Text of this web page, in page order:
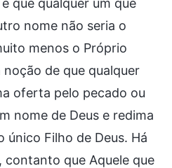
nome não seria o
menos o Próprio
de que qualquer
oferta pelo pecado ou
nome de Deus e redima
único Filho de Deus. Há
contanto que Aquele que